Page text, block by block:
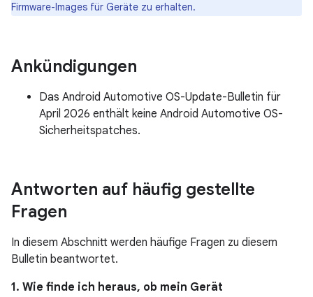
Firmware-Images für Geräte zu erhalten.
Ankündigungen
Das Android Automotive OS-Update-Bulletin für
April 2026 enthält keine Android Automotive OS-
Sicherheitspatches.
Antworten auf häufig gestellte
Fragen
In diesem Abschnitt werden häufige Fragen zu diesem
Bulletin beantwortet.
1. Wie finde ich heraus, ob mein Gerät